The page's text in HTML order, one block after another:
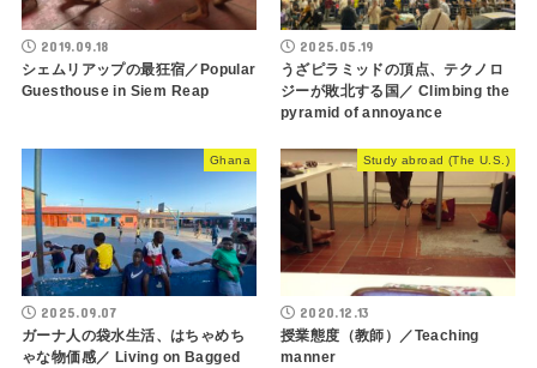
2019.09.18
シェムリアップの最狂宿／Popular
Guesthouse in Siem Reap
2025.05.19
うざピラミッドの頂点、テクノロ
ジーが敗北する国／ Climbing the
pyramid of annoyance
Ghana
2025.09.07
ガーナ人の袋水生活、はちゃめち
ゃな物価感／ Living on Bagged
Study abroad (The U.S.)
2020.12.13
授業態度（教師）／Teaching
manner